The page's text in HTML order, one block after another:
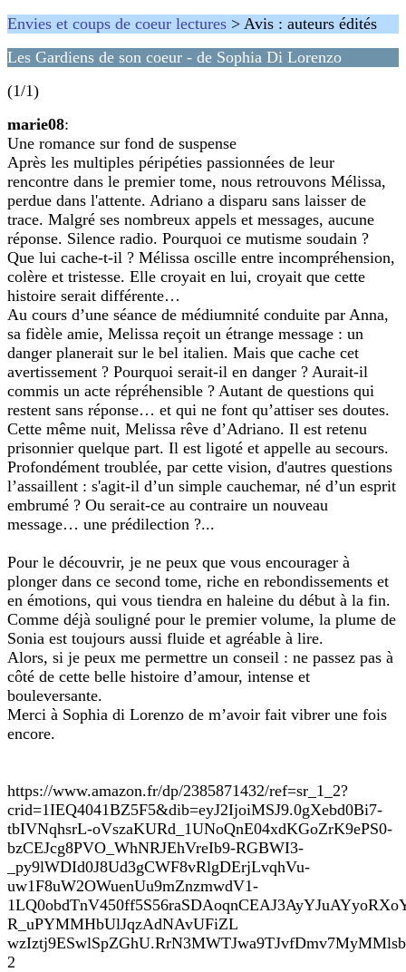
Envies et coups de coeur lectures > Avis : auteurs édités
Les Gardiens de son coeur - de Sophia Di Lorenzo
(1/1)
marie08:
Une romance sur fond de suspense
Après les multiples péripéties passionnées de leur
rencontre dans le premier tome, nous retrouvons Mélissa,
perdue dans l'attente. Adriano a disparu sans laisser de
trace. Malgré ses nombreux appels et messages, aucune
réponse. Silence radio. Pourquoi ce mutisme soudain ?
Que lui cache-t-il ? Mélissa oscille entre incompréhension,
colère et tristesse. Elle croyait en lui, croyait que cette
histoire serait différente…
Au cours d’une séance de médiumnité conduite par Anna,
sa fidèle amie, Melissa reçoit un étrange message : un
danger planerait sur le bel italien. Mais que cache cet
avertissement ? Pourquoi serait-il en danger ? Aurait-il
commis un acte répréhensible ? Autant de questions qui
restent sans réponse… et qui ne font qu’attiser ses doutes.
Cette même nuit, Melissa rêve d’Adriano. Il est retenu
prisonnier quelque part. Il est ligoté et appelle au secours.
Profondément troublée, par cette vision, d'autres questions
l’assaillent : s'agit-il d’un simple cauchemar, né d’un esprit
embrumé ? Ou serait-ce au contraire un nouveau
message… une prédilection ?...
Pour le découvrir, je ne peux que vous encourager à
plonger dans ce second tome, riche en rebondissements et
en émotions, qui vous tiendra en haleine du début à la fin.
Comme déjà souligné pour le premier volume, la plume de
Sonia est toujours aussi fluide et agréable à lire.
Alors, si je peux me permettre un conseil : ne passez pas à
côté de cette belle histoire d’amour, intense et
bouleversante.
Merci à Sophia di Lorenzo de m’avoir fait vibrer une fois
encore.
https://www.amazon.fr/dp/2385871432/ref=sr_1_2?
crid=1IEQ4041BZ5F5&dib=eyJ2IjoiMSJ9.0gXebd0Bi7-
tbIVNqhsrL-oVszaKURd_1UNoQnE04xdKGoZrK9ePS0-
bzCEJcg8PVO_WhNRJEhVreIb9-RGBWI3-
_py9lWDId0J8Ud3gCWF8vRlgDErjLvqhVu-
uw1F8uW2OWuenUu9mZnzmwdV1-
R_uPYMMHbUlJqzAdNAvUFiZL
2